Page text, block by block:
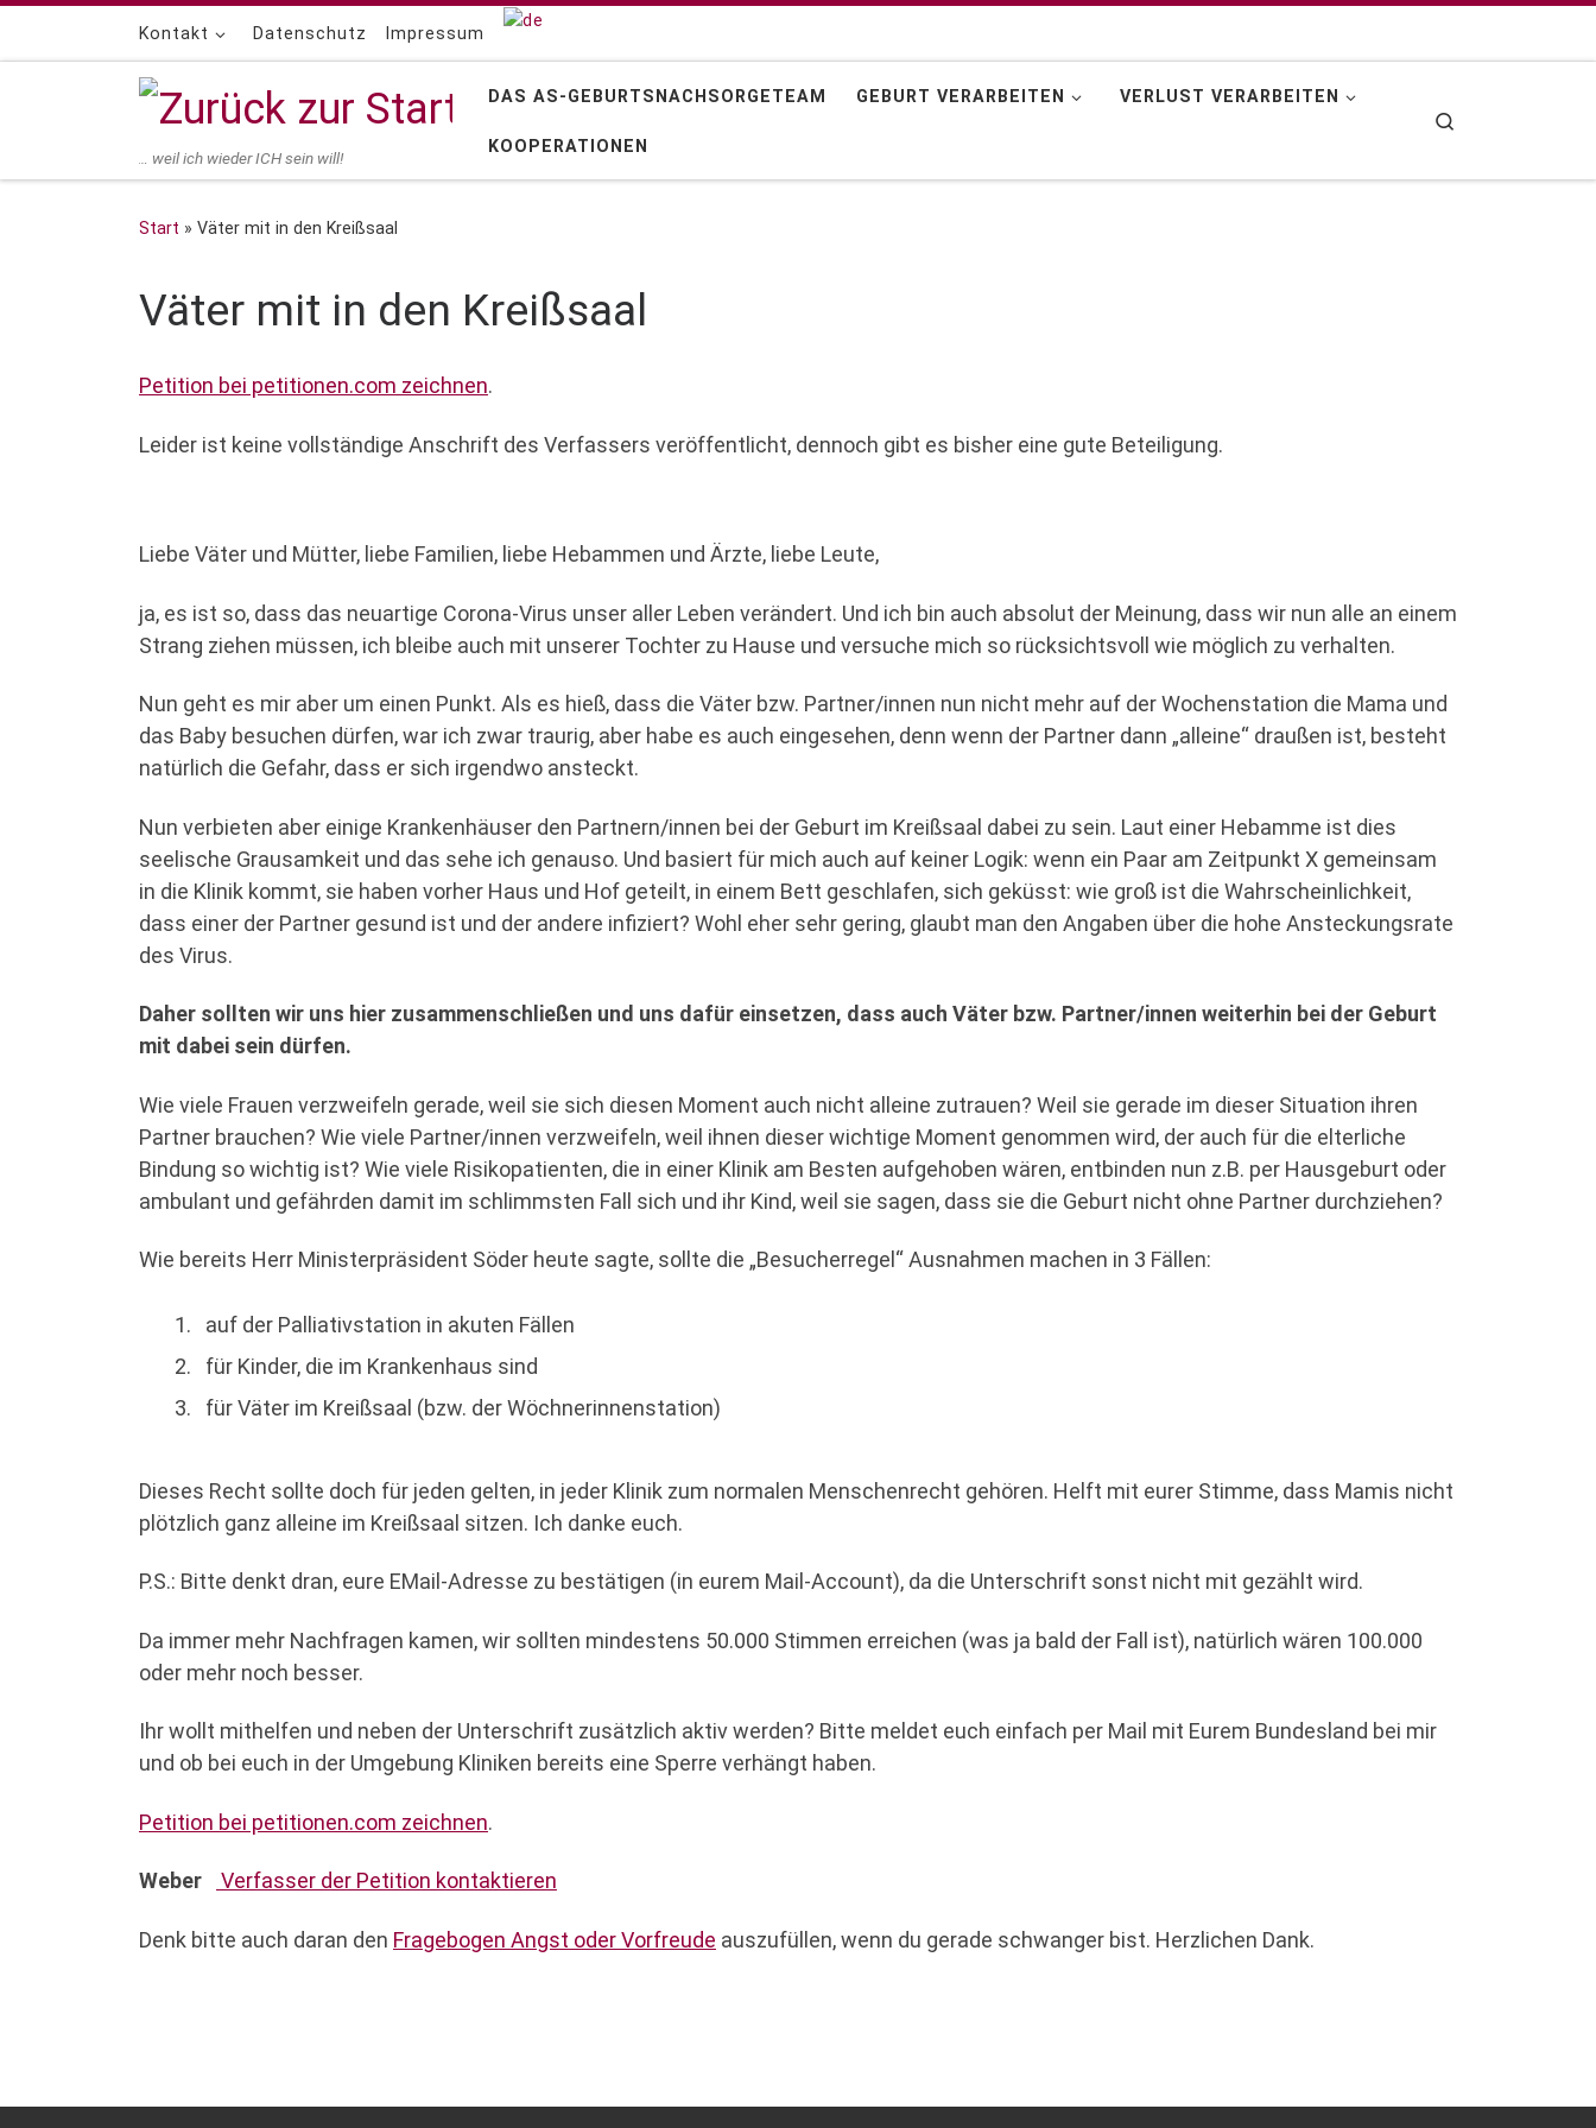
Zum Inhalt springen
Kontakt Datenschutz Impressum
… weil ich wieder ICH sein will!
DAS AS-GEBURTSNACHSORGETEAM GEBURT VERARBEITEN VERLUST VERARBEITEN
KOOPERATIONEN
Start » Väter mit in den Kreißsaal
Väter mit in den Kreißsaal
Petition bei petitionen.com zeichnen.
Leider ist keine vollständige Anschrift des Verfassers veröffentlicht, dennoch gibt es bisher eine gute Beteiligung.
Liebe Väter und Mütter, liebe Familien, liebe Hebammen und Ärzte, liebe Leute,
ja, es ist so, dass das neuartige Corona-Virus unser aller Leben verändert. Und ich bin auch absolut der Meinung, dass wir nun alle an einem
Strang ziehen müssen, ich bleibe auch mit unserer Tochter zu Hause und versuche mich so rücksichtsvoll wie möglich zu verhalten.
Nun geht es mir aber um einen Punkt. Als es hieß, dass die Väter bzw. Partner/innen nun nicht mehr auf der Wochenstation die Mama und
das Baby besuchen dürfen, war ich zwar traurig, aber habe es auch eingesehen, denn wenn der Partner dann „alleine“ draußen ist, besteht
natürlich die Gefahr, dass er sich irgendwo ansteckt.
Nun verbieten aber einige Krankenhäuser den Partnern/innen bei der Geburt im Kreißsaal dabei zu sein. Laut einer Hebamme ist dies
seelische Grausamkeit und das sehe ich genauso. Und basiert für mich auch auf keiner Logik: wenn ein Paar am Zeitpunkt X gemeinsam
in die Klinik kommt, sie haben vorher Haus und Hof geteilt, in einem Bett geschlafen, sich geküsst: wie groß ist die Wahrscheinlichkeit,
dass einer der Partner gesund ist und der andere infiziert? Wohl eher sehr gering, glaubt man den Angaben über die hohe Ansteckungsrate
des Virus.
Daher sollten wir uns hier zusammenschließen und uns dafür einsetzen, dass auch Väter bzw. Partner/innen weiterhin bei der Geburt
mit dabei sein dürfen.
Wie viele Frauen verzweifeln gerade, weil sie sich diesen Moment auch nicht alleine zutrauen? Weil sie gerade im dieser Situation ihren
Partner brauchen? Wie viele Partner/innen verzweifeln, weil ihnen dieser wichtige Moment genommen wird, der auch für die elterliche
Bindung so wichtig ist? Wie viele Risikopatienten, die in einer Klinik am Besten aufgehoben wären, entbinden nun z.B. per Hausgeburt oder
ambulant und gefährden damit im schlimmsten Fall sich und ihr Kind, weil sie sagen, dass sie die Geburt nicht ohne Partner durchziehen?
Wie bereits Herr Ministerpräsident Söder heute sagte, sollte die „Besucherregel“ Ausnahmen machen in 3 Fällen:
auf der Palliativstation in akuten Fällen
für Kinder, die im Krankenhaus sind
für Väter im Kreißsaal (bzw. der Wöchnerinnenstation)
Dieses Recht sollte doch für jeden gelten, in jeder Klinik zum normalen Menschenrecht gehören. Helft mit eurer Stimme, dass Mamis nicht
plötzlich ganz alleine im Kreißsaal sitzen. Ich danke euch.
P.S.: Bitte denkt dran, eure EMail-Adresse zu bestätigen (in eurem Mail-Account), da die Unterschrift sonst nicht mit gezählt wird.
Da immer mehr Nachfragen kamen, wir sollten mindestens 50.000 Stimmen erreichen (was ja bald der Fall ist), natürlich wären 100.000
oder mehr noch besser.
Ihr wollt mithelfen und neben der Unterschrift zusätzlich aktiv werden? Bitte meldet euch einfach per Mail mit Eurem Bundesland bei mir
und ob bei euch in der Umgebung Kliniken bereits eine Sperre verhängt haben.
Petition bei petitionen.com zeichnen.
Weber Verfasser der Petition kontaktieren
Denk bitte auch daran den Fragebogen Angst oder Vorfreude auszufüllen, wenn du gerade schwanger bist. Herzlichen Dank.